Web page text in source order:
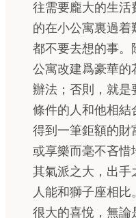
往需要龐大的生活
的在小公寓裏過着
都不要去想的事。
公寓改建爲豪華的
辦法；否則，就是
條件的人和他相結
得到一筆鉅額的財
或享樂而毫不吝惜
其氣派之大，出手
人能和獅子座相
很大的喜悅，無論